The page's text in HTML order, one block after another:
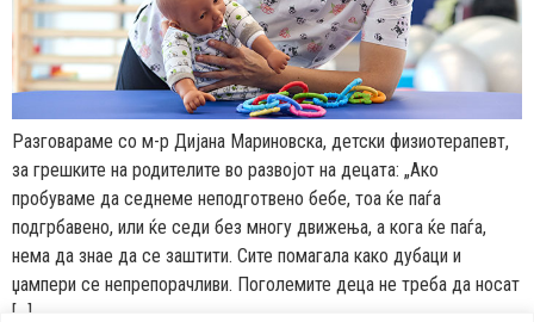
Разговараме со м-р Дијана Мариновска, детски физиотерапевт,
за грешките на родителите во развојот на децата: „Ако
пробуваме да седнеме неподготвено бебе, тоа ќе паѓа
подгрбавено, или ќе седи без многу движења, а кога ќе паѓа,
нема да знае да се заштити. Сите помагала како дубаци и
џампери се непрепорачливи. Поголемите деца не треба да носат
[…]